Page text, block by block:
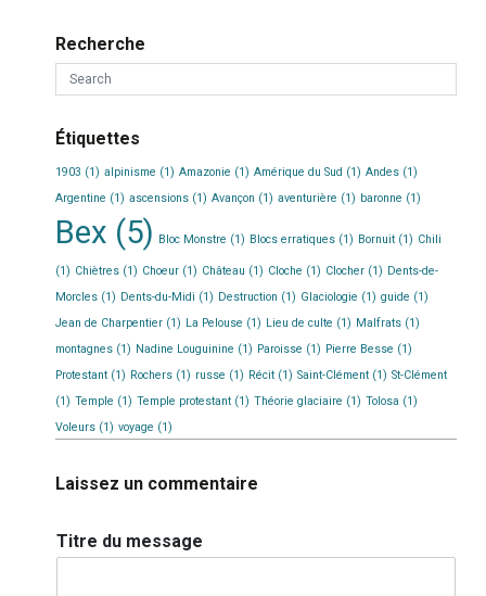
Recherche
Étiquettes
1903 (1) alpinisme (1) Amazonie (1) Amérique du Sud (1) Andes(1)
Argentine (1) ascensions(1) Avançon (1) aventurière (1) baronne (1)
Bex (5) Bloc Monstre (1) Blocs erratiques(1) Bornuit(1) Chili
(1) Chiètres(1) Choeur(1) Château (1) Cloche (1) Clocher(1) Dents-de-
Morcles(1) Dents-du-Midi (1) Destruction (1) Glaciologie (1) guide (1)
Jean de Charpentier(1) La Pelouse (1) Lieu de culte (1) Malfrats(1)
montagnes(1) Nadine Louguinine (1) Paroisse (1) Pierre Besse (1)
Protestant(1) Rochers(1) russe (1) Récit(1) Saint-Clément(1) St-Clément
(1) Temple (1) Temple protestant(1) Théorie glaciaire (1) Tolosa (1)
Voleurs(1) voyage (1)
Laissez un commentaire
Titre du message